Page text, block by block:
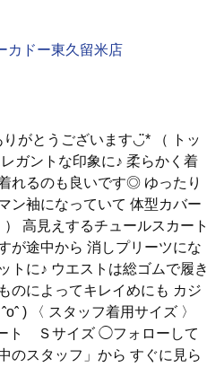
カドー東久留米店
りがとうございます◡̈* （ トッ
ガントな印象に♪ 柔らかく着
れるのも良いです◎ ゆったり
ン袖になっていて 体型カバー
高見えするチュールスカート
が途中から 消しプリーツにな
トに♪ ウエストは総ゴムで履き
のによってキレイめにも カジ
) 〈 スタッフ着用サイズ 〉
ト Ｓサイズ ◯フォローして
のスタッフ」から すぐに見ら